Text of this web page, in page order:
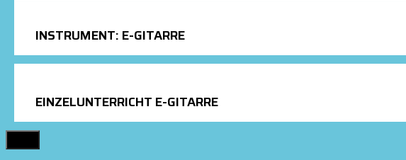
INSTRUMENT: E-GITARRE
EINZELUNTERRICHT E-GITARRE